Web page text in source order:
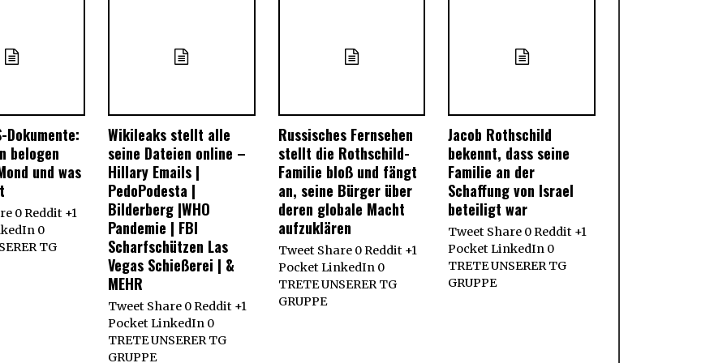
Dokumente:
belogen
und was
0 Reddit +1
0
TG
Wikileaks stellt alle
seine Dateien online –
Hillary Emails |
PedoPodesta |
Bilderberg |WHO
Pandemie | FBI
Scharfschützen Las
Vegas Schießerei | &
MEHR
Tweet Share 0 Reddit +1
Pocket LinkedIn 0
TRETE UNSERER TG
GRUPPE
Russisches Fernsehen
stellt die Rothschild-
Familie bloß und fängt
an, seine Bürger über
deren globale Macht
aufzuklären
Tweet Share 0 Reddit +1
Pocket LinkedIn 0
TRETE UNSERER TG
GRUPPE
Jacob Rothschild
bekennt, dass seine
Familie an der
Schaffung von Israel
beteiligt war
Tweet Share 0 Reddit +1
Pocket LinkedIn 0
TRETE UNSERER TG
GRUPPE